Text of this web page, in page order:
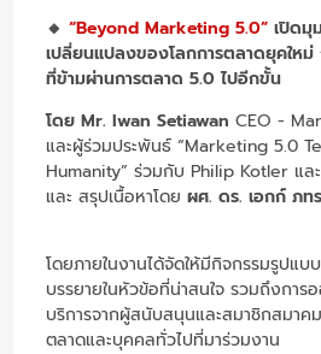
🔸 “Beyond Marketing 5.0” เปิดมุ
เปลี่ยนแปลงของโลกการตลาดยุคใหม่
ที่ข้ามผ่านการตลาด 5.0 ไปอีกขั้น
โดย Mr. Iwan SetiawanCEO -
และผู้ร่วมประพันธ์ “Marketing 5.0
Humanity” ร่วมกับ Philip Kotler แล
และ สรุปเนื้อหาโดยผศ. ดร. เอกก์ ภท
โดยภายในงานได้จัดให้มีกิจกรรมรูปแ
บรรยายในหัวข้อที่น่าสนใจ รวมถึงกา
บริการจากผู้สนับสนุนและสมาชิกสมาค
ตลาดและบุคคลทั่วไปที่มาร่วมงาน